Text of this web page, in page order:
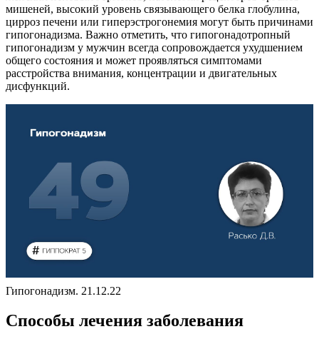
мишеней, высокий уровень связывающего белка глобулина,
цирроз печени или гиперэстрогонемия могут быть причинами
гипогонадизма. Важно отметить, что гипогонадотропный
гипогонадизм у мужчин всегда сопровождается ухудшением
общего состояния и может проявляться симптомами
расстройства внимания, концентрации и двигательных
дисфункций.
Гипогонадизм. 21.12.22
Способы лечения заболевания